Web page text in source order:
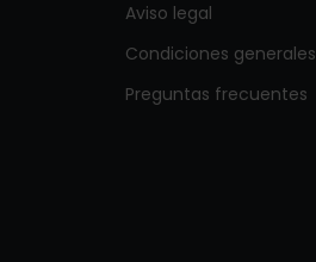
Aviso legal
Condiciones generales
Preguntas frecuentes